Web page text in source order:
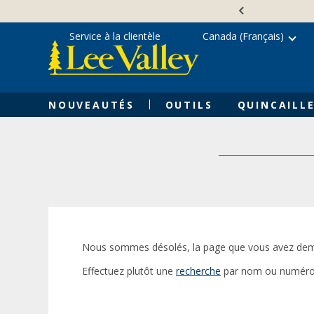
content
NOUVEAUTÉS OUTILS
Service à la clientèle Canada (Français)
Nous sommes désolés, la page que vous avez
Effectuez plutôt une recherche par nom ou